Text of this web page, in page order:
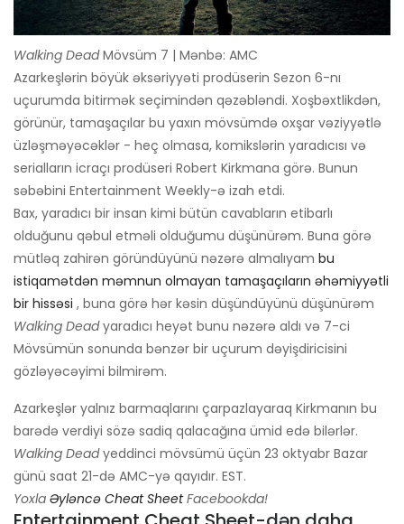
Walking DeadMövsüm 7 | Mənbə: AMC
Azarkeşlərin böyük əksəriyyəti prodüserin Sezon 6-nı
uçurumda bitirmək seçimindən qəzəbləndi. Xoşbəxtlikdən,
görünür, tamaşaçılar bu yaxın mövsümdə oxşar vəziyyətlə
üzləşməyəcəklər - heç olmasa, komikslərin yaradıcısı və
serialların icraçı prodüseri Robert Kirkmana görə. Bunun
səbəbini Entertainment Weekly-ə izah etdi.
Bax, yaradıcı bir insan kimi bütün cavabların etibarlı
olduğunu qəbul etməli olduğumu düşünürəm. Buna görə
mütləq zahirən göründüyünü nəzərə almalıyam bu
istiqamətdən məmnun olmayan tamaşaçıların əhəmiyyətli
bir hissəsi , buna görə hər kəsin düşündüyünü düşünürəm
Walking Deadyaradıcı heyət bunu nəzərə aldı və 7-ci
Mövsümün sonunda bənzər bir uçurum dəyişdiricisini
gözləyəcəyimi bilmirəm.
Azarkeşlər yalnız barmaqlarını çarpazlayaraq Kirkmanın bu
barədə verdiyi sözə sadiq qalacağına ümid edə bilərlər.
Walking Deadyeddinci mövsümü üçün 23 oktyabr Bazar
günü saat 21-də AMC-yə qayıdır. EST.
Yoxla Əyləncə Cheat Sheet Facebookda!